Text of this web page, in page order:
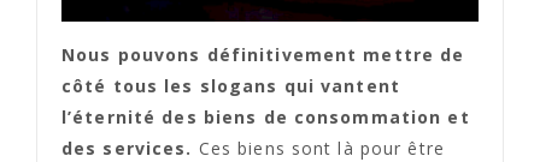
Nous pouvons définitivement mettre de
côté tous les slogans qui vantent
l’éternité des biens de consommation et
des services. Ces biens sont là pour être